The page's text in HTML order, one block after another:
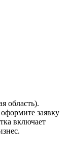
область).
заявку
включает